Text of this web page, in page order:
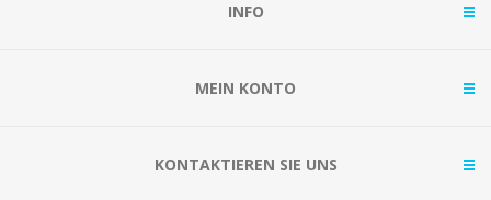
INFO
MEIN KONTO
KONTAKTIEREN SIE UNS